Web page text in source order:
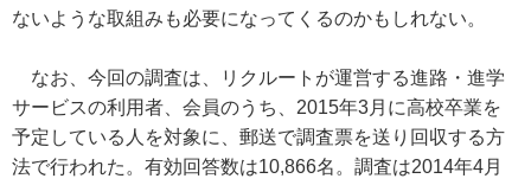
ないような取組みも必要になってくるのかもしれない。
なお、今回の調査は、リクルートが運営する進路・進学
サービスの利用者、会員のうち、2015年3月に高校卒業を
予定している人を対象に、郵送で調査票を送り回収する方
法で行われた。有効回答数は10,866名。調査は2014年4月